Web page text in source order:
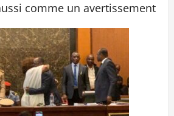
comme un avertissement